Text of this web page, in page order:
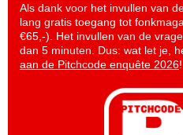
Als dank voor het invullen van
lang gratis toegang tot
€65,-). Het invullen van de
dan 5 minuten. Dus: wat let je,
aan de Pitchcode enquête 2026!